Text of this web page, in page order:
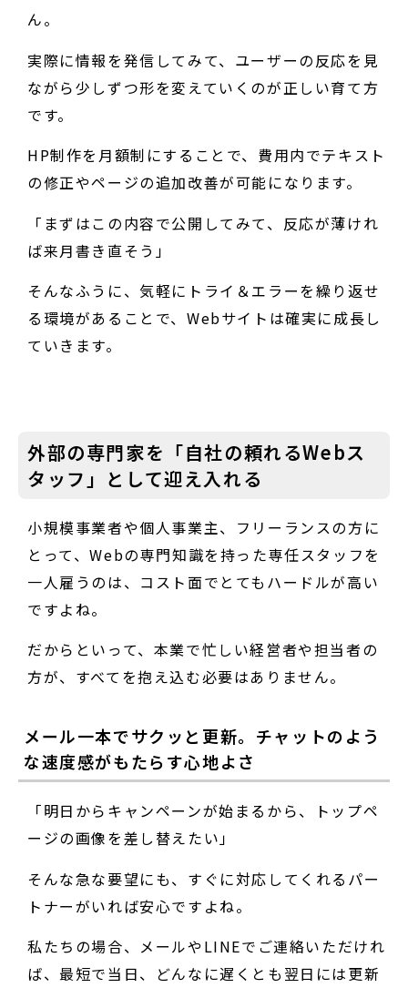
ん。
実際に情報を発信してみて、ユーザーの反応を見
ながら少しずつ形を変えていくのが正しい育て方
です。
HP制作を月額制にすることで、費用内でテキスト
の修正やページの追加改善が可能になります。
「まずはこの内容で公開してみて、反応が薄けれ
ば来月書き直そう」
そんなふうに、気軽にトライ＆エラーを繰り返せ
る環境があることで、Webサイトは確実に成長し
ていきます。
外部の専門家を「自社の頼れるWebス
タッフ」として迎え入れる
小規模事業者や個人事業主、フリーランスの方に
とって、Webの専門知識を持った専任スタッフを
一人雇うのは、コスト面でとてもハードルが高い
ですよね。
だからといって、本業で忙しい経営者や担当者の
方が、すべてを抱え込む必要はありません。
メール一本でサクッと更新。チャットのよう
な速度感がもたらす心地よさ
「明日からキャンペーンが始まるから、トップペ
ージの画像を差し替えたい」
そんな急な要望にも、すぐに対応してくれるパー
トナーがいれば安心ですよね。
私たちの場合、メールやLINEでご連絡いただけれ
ば、最短で当日、どんなに遅くとも翌日には更新